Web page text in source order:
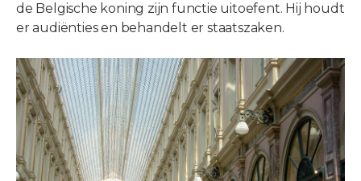
de Belgische koning zijn functie uitoefent. Hij houdt
er audiënties en behandelt er staatszaken.